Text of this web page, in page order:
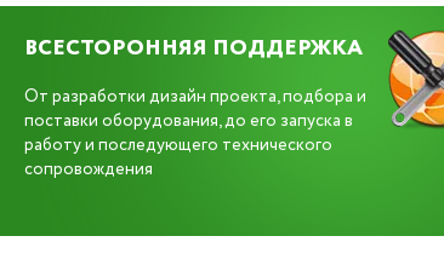
ВСЕСТОРОННЯЯ ПОДДЕРЖКА
От разработки дизайн проекта, подбора и
поставки оборудования, до его запуска в
работу и последующего технического
сопровождения